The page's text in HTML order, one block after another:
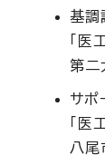
基調
「
第
サポ
「
八尾